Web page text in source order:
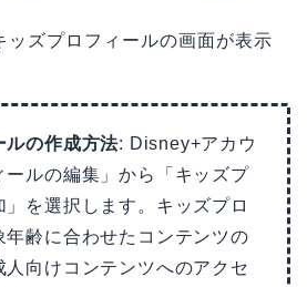
ッズプロフィールの画面が表示
ルの作成方法: Disney+アカウ
ールの編集」から「キッズプ
」を選択します。キッズプロ
年齢に合わせたコンテンツの
向けコンテンツへのアクセ